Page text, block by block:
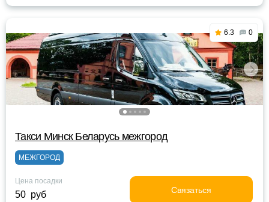
6.3 0
Такси Минск Беларусь межгород
МЕЖГОРОД
Цена посадки
50 руб Связаться